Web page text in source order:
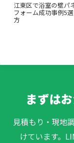
江東区で浴室の壁パ
フォーム成功事例5
方
まずは
見積もり・現地
けています。